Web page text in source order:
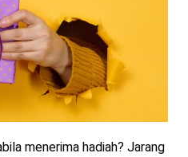
menerima hadiah? Jarang